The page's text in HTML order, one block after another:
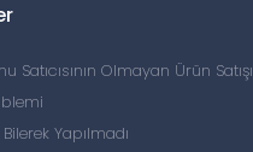
Satıcısının Olmayan Ürün Satışı
Yapılmadı